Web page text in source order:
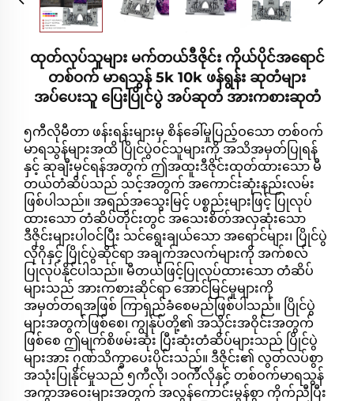
ထုတ်လုပ်သူများ မက်တယ်ဒီဇိုင်း ကိုယ်ပိုင်အရောင်
တစ်ဝက် မာရသွန် 5k 10k ဖန်ရွန်း ဆုတံများ
အပ်ပေးသူ ပြေးပြိုင်ပွဲ အပ်ဆုတံ အားကစားဆုတံ
၅ကီလိုမီတာ ဖန်းရန်းများမှ စိန်ခေါ်မှုပြည့်ဝသော တစ်ဝက်
မာရသွန်များအထိ ပြိုင်ပွဲဝင်သူများကို အသိအမှတ်ပြုရန်
နှင့် ဆုချီးမှင်ရန်အတွက် ဤအထူးဒီဇိုင်းထုတ်ထားသော မီ
တယ်တံဆိပ်သည် သင့်အတွက် အကောင်းဆုံးနည်းလမ်း
ဖြစ်ပါသည်။ အရည်အသွေးမြင့် ပစ္စည်းများဖြင့် ပြုလုပ်
ထားသော တံဆိပ်တိုင်းတွင် အသေးစိတ်အလှဆုံးသော
ဒီဇိုင်းများပါဝင်ပြီး သင်ရွေးချယ်သော အရောင်များ၊ ပြိုင်ပွဲ
လိုဂိုနှင့် ပြိုင်ပွဲဆိုင်ရာ အချက်အလက်များကို အက်စလ်
ပြုလုပ်နိုင်ပါသည်။ မီတယ်ဖြင့်ပြုလုပ်ထားသော တံဆိပ်
များသည် အားကစားဆိုင်ရာ အောင်မြင်မှုများကို
အမှတ်တရအဖြစ် ကြာရှည်ခံစေမည်ဖြစ်ပါသည်။ ပြိုင်ပွဲ
များအတွက်ဖြစ်စေ၊ ကျွန်ုပ်တို့၏ အသိုင်းအဝိုင်းအတွက်
ဖြစ်စေ ဤမျက်စိဖမ်းဆုံး ပြီးဆုံးတံဆိပ်များသည် ပြိုင်ပွဲ
များအား ဂုဏ်သိက္ခာပေးပိုင်းသည်။ ဒီဇိုင်း၏ လွတ်လပ်စွာ
အသုံးပြုနိုင်မှုသည် ၅ကီလို၊ ၁၀ကီလိုနှင့် တစ်ဝက်မာရသွန်
အကွာအဝေးများအတွက် အလွန်ကောင်းမွန်စွာ ကိုက်ညီပြီး